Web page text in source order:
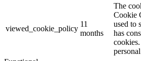
viewed_cookie_policy
11
months
The
Cookie
used to
has